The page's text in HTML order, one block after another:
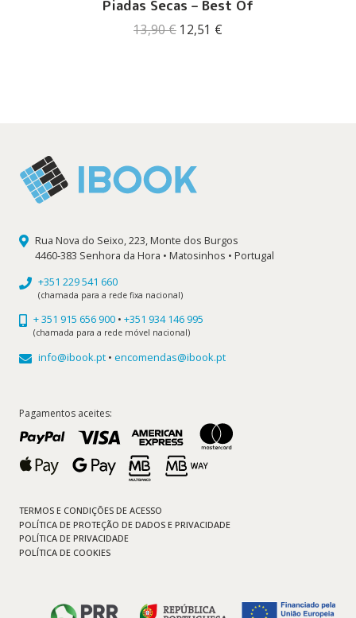
Piadas Secas – Best Of
13,90€ O
12,51 €
Rua Nova do Seixo, 223, Monte dos Burgos
4460-383 Senhora da Hora • Matosinhos • Portugal
+351 229 541 660
(chamada para a rede fixa nacional)
+ 351 915 656 900 • +351 934 146 995
(chamada para a rede móvel nacional)
info@ibook.pt • encomendas@ibook.pt
Pagamentos aceites:
TERMOS E CONDIÇÕES DE ACESSO
POLÍTICA DE PROTEÇÃO DE DADOS E PRIVACIDADE
POLÍTICA DE PRIVACIDADE
POLÍTICA DE COOKIES